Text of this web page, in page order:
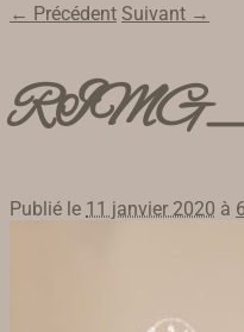
← Précédent Suivant →
Publié le 11 janvier 2020 à